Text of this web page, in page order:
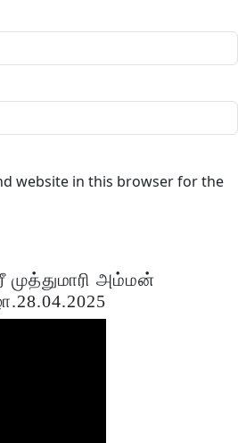
website in this browser for the
அம்மன்